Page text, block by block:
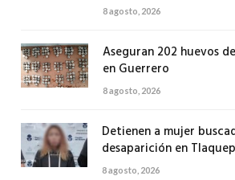
8 agosto, 2026
Aseguran 202 huevos
en Guerrero
8 agosto, 2026
Detienen a mujer
desaparición en
8 agosto, 2026